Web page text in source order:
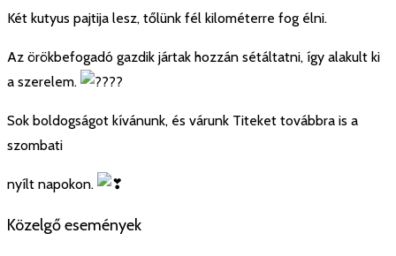
Két kutyus pajtija lesz, tőlünk fél kilométerre fog élni.
Az örökbefogadó gazdik jártak hozzán sétáltatni, így alakult ki
a szerelem.
Sok boldogságot kívánunk, és várunk Titeket továbbra is a
szombati
nyílt napokon.
Közelgő események